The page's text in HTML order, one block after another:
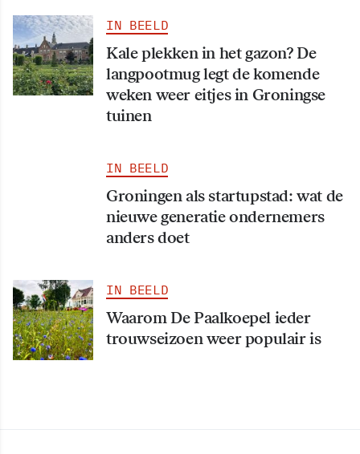
IN BEELD
Kale plekken in het gazon? De
langpootmug legt de komende
weken weer eitjes in Groningse
tuinen
IN BEELD
Groningen als startupstad: wat de
nieuwe generatie ondernemers
anders doet
IN BEELD
Waarom De Paalkoepel ieder
trouwseizoen weer populair is